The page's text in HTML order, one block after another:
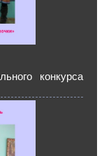
конкурса